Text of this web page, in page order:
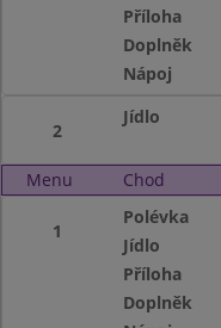
Příloha
Doplněk
Nápoj
2
Jídlo
Menu Chod
1
Polévka
Jídlo
Příloha
Doplněk